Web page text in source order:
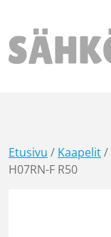
Päävalikko
Etusivu / Kaapelit/
H07RN-F R50